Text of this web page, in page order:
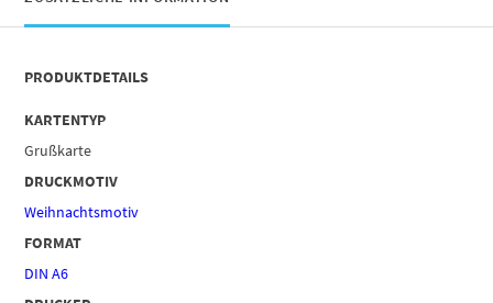
PRODUKTDETAILS
KARTENTYP
Grußkarte
DRUCKMOTIV
Weihnachtsmotiv
FORMAT
DIN A6